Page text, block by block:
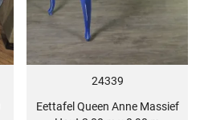
24339
Eettafel Queen Anne Massief